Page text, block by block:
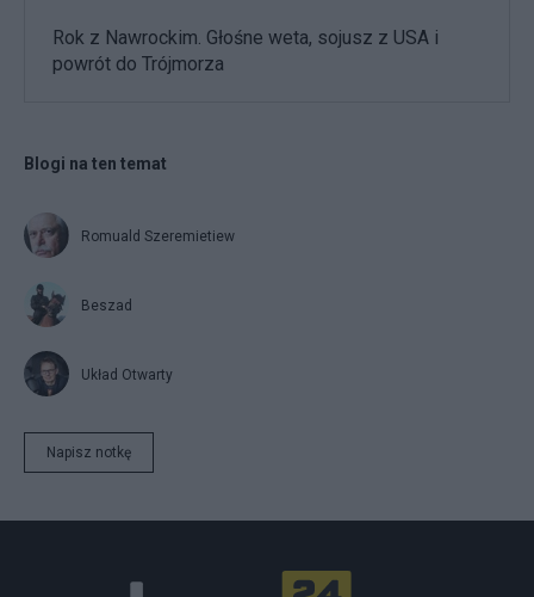
Rok z Nawrockim. Głośne weta, sojusz z USA i
powrót do Trójmorza
Blogi na ten temat
Romuald Szeremietiew
Beszad
Układ Otwarty
Napisz notkę